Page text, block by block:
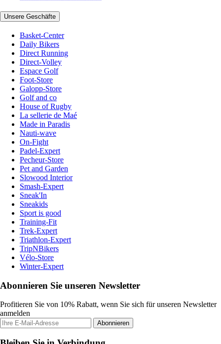
Unsere Geschäfte
Basket-Center
Daily Bikers
Direct Running
Direct-Volley
Espace Golf
Foot-Store
Galopp-Store
Golf and co
House of Rugby
La sellerie de Maé
Made in Paradis
Nauti-wave
On-Fight
Padel-Expert
Pecheur-Store
Pet and Garden
Slowood Interior
Smash-Expert
Sneak'In
Sneakids
Sport is good
Training-Fit
Trek-Expert
Triathlon-Expert
TripNBikers
Vélo-Store
Winter-Expert
Abonnieren Sie unseren Newsletter
Profitieren Sie von 10% Rabatt, wenn Sie sich für unseren Newsletter
anmelden
Abonnieren